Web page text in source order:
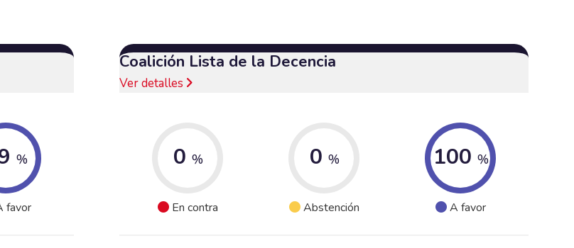
%
favor
Coalición Lista de la Decencia
Ver detalles
0 %
En contra
0 %
Abstención
100 %
A favor